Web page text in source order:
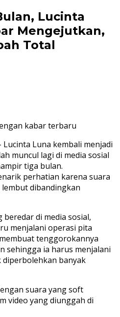
Lucinta
Mengejutkan,
Total
kabar terbaru
Lucinta Luna kembali menjadi
muncul lagi di media sosial
tiga bulan.
perhatian karena suara
dibandingkan
beredar di media sosial,
menjalani operasi pita
tenggorokannya
sehingga ia harus menjalani
diperbolehkan banyak
suara yang soft
video yang diunggah di